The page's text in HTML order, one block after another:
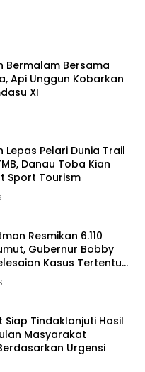
Bermalam Bersama
Api Unggun Kobarkan
XI
Lepas Pelari Dunia Trail
Danau Toba Kian
Sport Tourism
Resmikan 6.110
Gubernur Bobby
Kasus Tertentu
Siap Tindaklanjuti Hasil
Masyarakat
Urgensi